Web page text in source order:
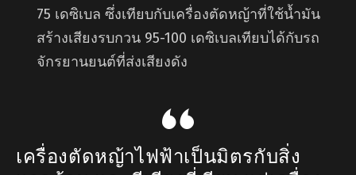
75 เดซิเบล ซึ่งเทียบกับเครื่องตัดหญ้าที่ใช้น้ำมัน
สร้างเสียงรบกวน 95-100 เดซิเบลเทียบได้กับรถ
จักรยานยนต์ที่ส่งเสียงดัง
เครื่องตัดหญ้าไฟฟ้าเป็นมิตรกับสิ่ง